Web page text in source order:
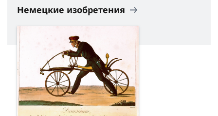
Немецкие изобретения